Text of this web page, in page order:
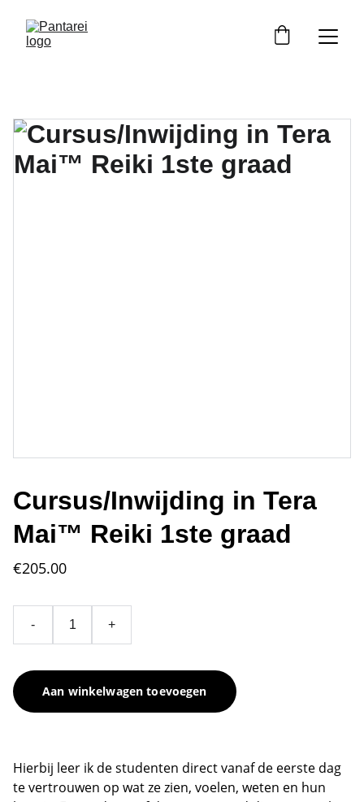
Cursus/Inwijding in Tera
Mai™ Reiki 1ste graad
€205.00
- +
Aan winkelwagen toevoegen
Hierbij leer ik de studenten direct vanaf de eerste dag
te vertrouwen op wat ze zien, voelen, weten en hun